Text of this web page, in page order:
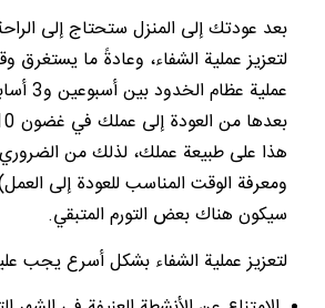
بعد عودتك إلى المنزل ستحتاج إلى
لتعزيز عملية الشفاء، وعادةً ما يستغرق
عملية
هذا على طبيعة عملك، لذلك من
ومعرفة الوقت المناسب للعودة إلى
سيكون هناك بعض التورم المتبقي.
لتعزيز عملية الشفاء بشكل أسرع يجب